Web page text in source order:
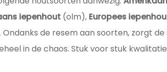
iepenhout(olm), Europees
Ondanks de resem aan soorten, zorgt
in de chaos. Stuk voor stuk